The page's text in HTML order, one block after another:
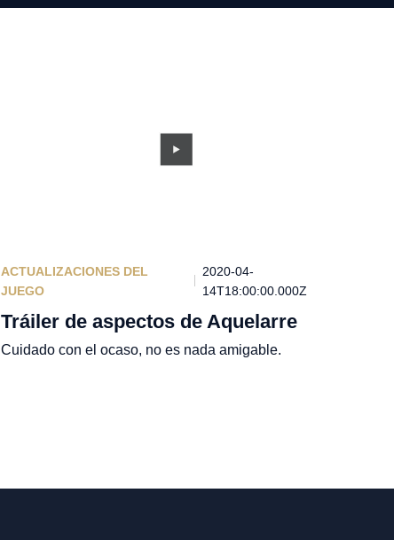
ACTUALIZACIONES DEL
JUEGO
2020-04-
14T18:00:00.000Z
Tráiler de aspectos de Aquelarre
Cuidado con el ocaso, no es nada amigable.